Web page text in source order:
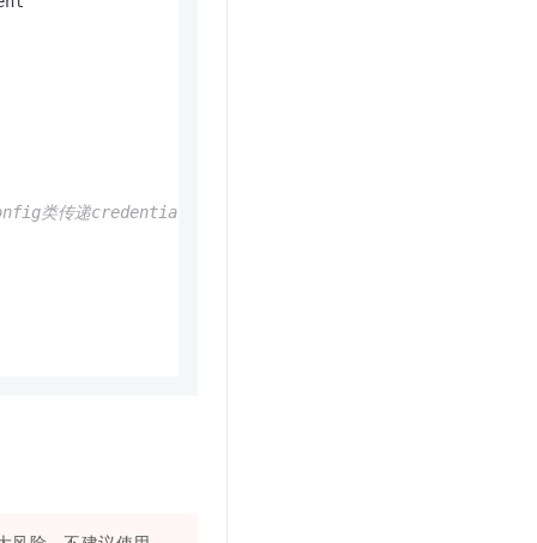
类传递credential